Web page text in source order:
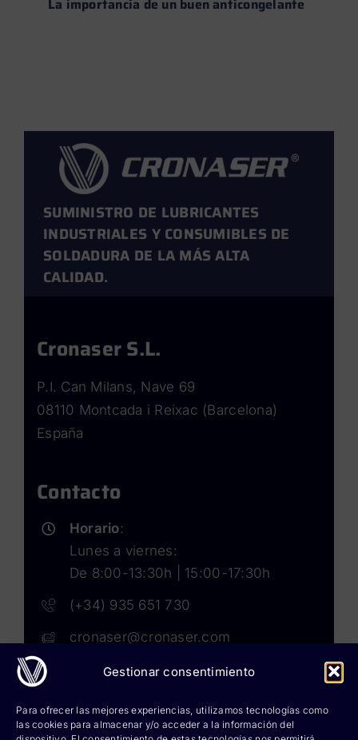
Gestionar consentimiento
Para ofrecer las mejores experiencias, utilizamos tecnologías como
las cookies para almacenar y/o acceder a la información del
La importancia de un buen anticongelante
SUMINISTRO DE LUBRICANTES
INDUSTRIALES Y CONSUMIBLES DE
SOLDADURA DE LA MÁS ALTA
CALIDAD.
Cronaser S.L.
P.I. Can Milans, Nave 69
08110 Montcada i Reixac (Barcelona)
España
Contacto
Horario:
Lunes a viernes:
De 8:00-13:30h | 15:00-17:30h
(+34) 935 651 730
cronaser@cronaser.com